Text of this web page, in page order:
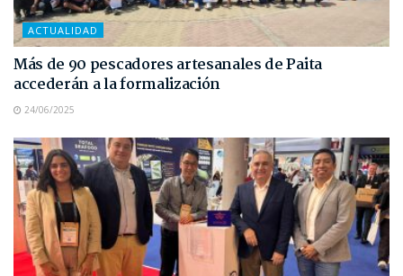
ACTUALIDAD
Más de 90 pescadores artesanales de Paita
accederán a la formalización
24/06/2025